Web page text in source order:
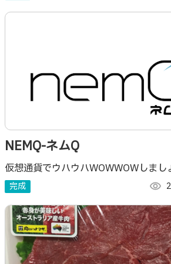
NEMQ-ネムQ
仮想通貨でウハウハWOWWOWしまし
完成 visibility